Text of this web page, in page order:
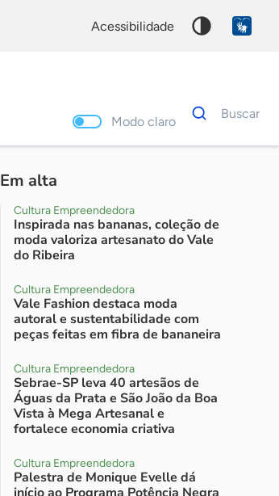
acessibilidade
Modo claro
Dados
para
Buscar
Em alta
Cultura Empreendedora
Inspirada nas bananas, coleção de
moda valoriza artesanato do Vale
do Ribeira
Cultura Empreendedora
Vale Fashion destaca moda
autoral e sustentabilidade com
peças feitas em fibra de bananeira
Cultura Empreendedora
Sebrae-SP leva 40 artesãos de
Águas da Prata e São João da Boa
Vista à Mega Artesanal e
fortalece economia criativa
Cultura Empreendedora
Palestra de Monique Evelle dá